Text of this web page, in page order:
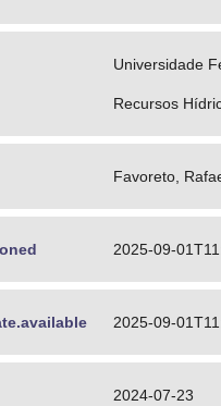
Universidade
Recursos
Favoreto,
2025-09-
2025-09-
2024-07-23